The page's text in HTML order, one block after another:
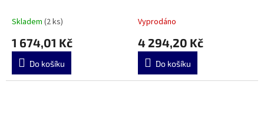
Skladem (2 ks)
1 674,01 Kč
Do košíku
Vyprodáno
4 294,20 Kč
Do košíku